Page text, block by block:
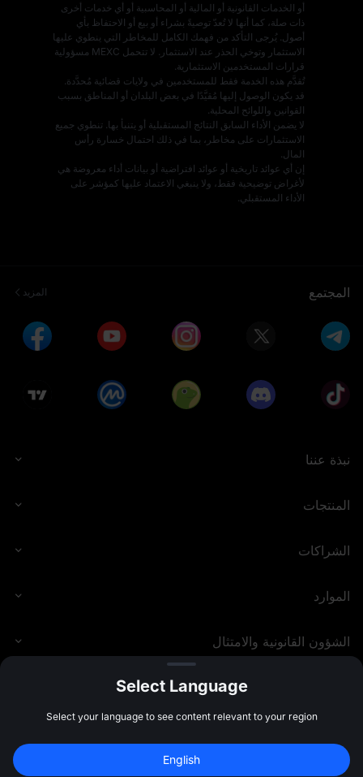
أو الخدمات القانونية أو المالية أو المحاسبية أو أي خدمات أخرى
ذات صلة، كما أنها لا تُعدّ توصيةً بشراء أو بيع أو الاحتفاظ بأي
أصول. يُرجى التأكد من فهمك الكامل للمخاطر التي ينطوي عليها
الاستثمار وتوخي الحذر عند الاستثمار. لا تتحمل MEXC مسؤولية
قرارات المستخدمين الاستثمارية.
تُقدَّم هذه الخدمة فقط للمستخدمين في ولايات قضائية مُحدَّدة.
قد يكون الوصول إليها مُقيَّدًا في بعض البلدان أو المناطق بسبب
القوانين واللوائح المحلية.
لا يضمن الأداء السابق النتائج المستقبلية أو يتنبأ بها. تنطوي جميع
الاستثمارات على مخاطر، بما في ذلك احتمال خسارة رأس
المال.
إن أي عوائد تاريخية أو عوائد افتراضية أو بيانات أداء معروضة هي
لأغراض توضيحية فقط، ولا ينبغي الاعتماد عليها كمؤشر على
الأداء المستقبلي.
المجتمع المزيد
نبذة عننا
المنتجات
الشراكات
الموارد
الشؤون القانونية والامتثال
©
2026
MEXC.COM
Select Language
Select your language to see content relevant to your region
English